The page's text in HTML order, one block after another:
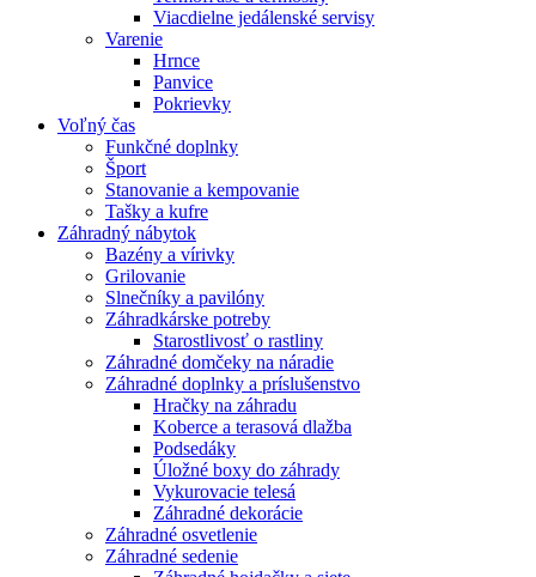
Viacdielne jedálenské servisy
Varenie
Hrnce
Panvice
Pokrievky
Voľný čas
Funkčné doplnky
Šport
Stanovanie a kempovanie
Tašky a kufre
Záhradný nábytok
Bazény a vírivky
Grilovanie
Slnečníky a pavilóny
Záhradkárske potreby
Starostlivosť o rastliny
Záhradné domčeky na náradie
Záhradné doplnky a príslušenstvo
Hračky na záhradu
Koberce a terasová dlažba
Podsedáky
Úložné boxy do záhrady
Vykurovacie telesá
Záhradné dekorácie
Záhradné osvetlenie
Záhradné sedenie